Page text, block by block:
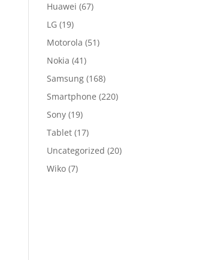
Huawei (67)
LG (19)
Motorola (51)
Nokia (41)
Samsung (168)
Smartphone (220)
Sony (19)
Tablet (17)
Uncategorized (20)
Wiko (7)